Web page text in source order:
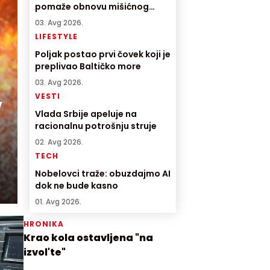
pomaže obnovu mišićnog
tkiva
03. Avg 2026.
LIFESTYLE
Poljak postao prvi čovek koji je
preplivao Baltičko more
03. Avg 2026.
VESTI
Vlada Srbije apeluje na
racionalnu potrošnju struje
02. Avg 2026.
TECH
Nobelovci traže: obuzdajmo AI
dok ne bude kasno
01. Avg 2026.
HRONIKA
Krao kola ostavljena "na
izvol'te"